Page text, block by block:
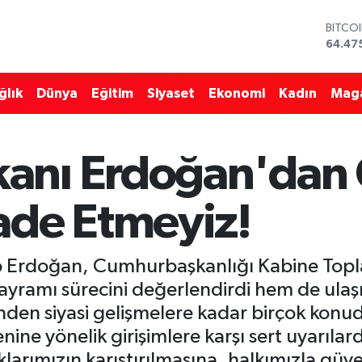
13.703
Dünya Eğitim Siyaset Ekonomi Kadın
Erdoğan'dan
Etmeyiz!
Cumhurbaşkanlığı Kabine
sürecini değerlendirdi hem de
siyasi gelişmelere kadar birçok
yönelik girişimlere karşı sert